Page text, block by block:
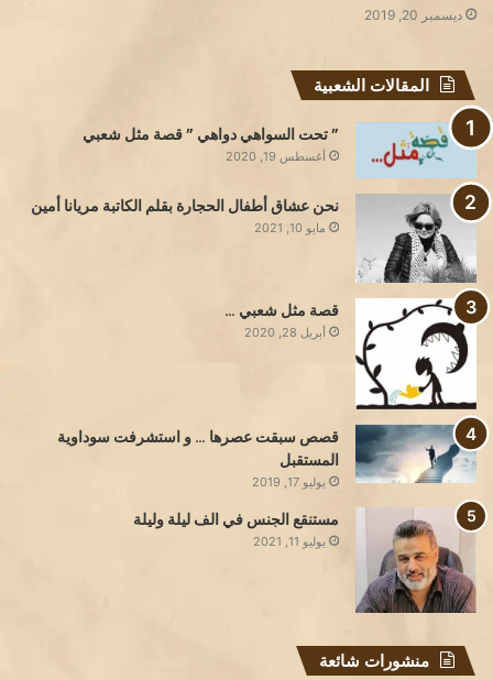
ديسمبر 20, 2019
المقالات الشعبية
” تحت السواهي دواهي ” قصة مثل شعبي
أغسطس 19, 2020
نحن عشاق أطفال الحجارة بقلم الكاتبة مريانا أمين
مايو 10, 2021
قصة مثل شعبي …
أبريل 28, 2020
قصص سبقت عصرها … و استشرفت سوداوية
المستقبل
يوليو 17, 2019
مستنقع الجنس في الف ليلة وليلة
يوليو 11, 2021
منشورات شائعة